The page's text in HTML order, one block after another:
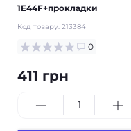
1E44F+прокладки
Код товару: 213384
0
411 грн